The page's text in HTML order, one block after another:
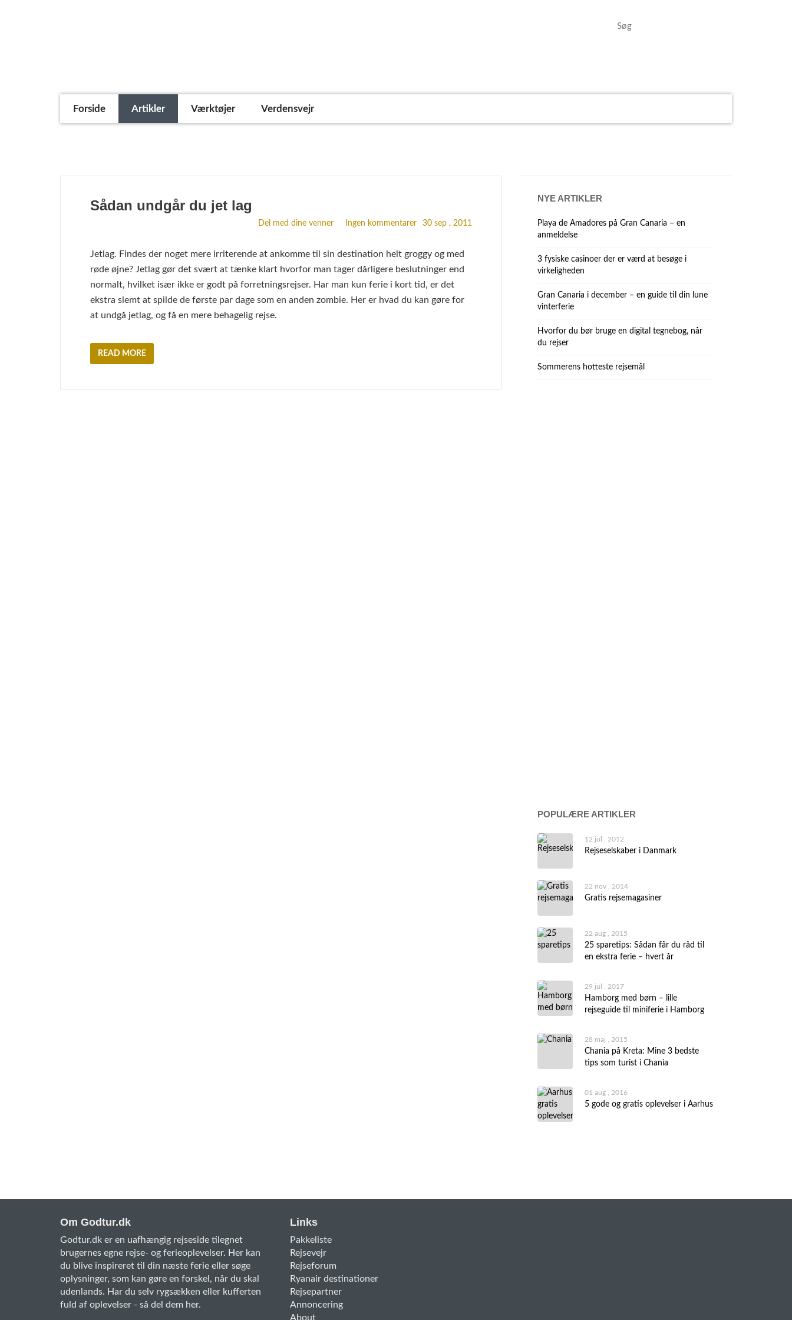
Forside Artikler Værktøjer Verdensvejr
Sådan undgår du jet lag
30 sep , 2011
Ingen kommentarer
Del med dine venner
Jetlag. Findes der noget mere irriterende at ankomme til sin destination helt groggy og med
røde øjne? Jetlag gør det svært at tænke klart hvorfor man tager dårligere beslutninger end
normalt, hvilket især ikke er godt på forretningsrejser. Har man kun ferie i kort tid, er det
ekstra slemt at spilde de første par dage som en anden zombie. Her er hvad du kan gøre for
at undgå jetlag, og få en mere behagelig rejse.
READ MORE
NYE ARTIKLER
Playa de Amadores på Gran Canaria – en
anmeldelse
3 fysiske casinoer der er værd at besøge i
virkeligheden
Gran Canaria i december – en guide til din lune
vinterferie
Hvorfor du bør bruge en digital tegnebog, når
du rejser
Sommerens hotteste rejsemål
POPULÆRE ARTIKLER
12 jul , 2012
Rejseselskaber i Danmark
22 nov , 2014
Gratis rejsemagasiner
22 aug , 2015
25 sparetips: Sådan får du råd til
en ekstra ferie – hvert år
29 jul , 2017
Hamborg med børn – lille
rejseguide til miniferie i Hamborg
28 maj , 2015
Chania på Kreta: Mine 3 bedste
tips som turist i Chania
01 aug , 2016
5 gode og gratis oplevelser i Aarhus
Om Godtur.dk
Godtur.dk er en uafhængig rejseside tilegnet
brugernes egne rejse- og ferieoplevelser. Her kan
du blive inspireret til din næste ferie eller søge
oplysninger, som kan gøre en forskel, når du skal
udenlands. Har du selv rygsækken eller kufferten
fuld af oplevelser - så del dem her.
Links
Pakkeliste
Rejsevejr
Rejseforum
Ryanair destinationer
Rejsepartner
Annoncering
About